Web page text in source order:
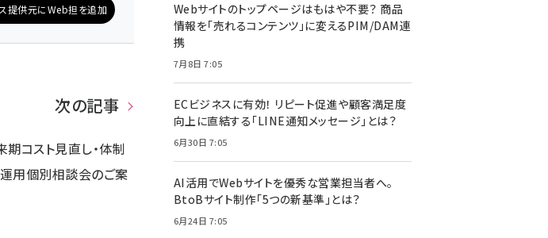
提供元にWeb担を追加
次の記事
期コスト見直し・体制
用個別相談会のご案
Webサイトのトップページはもはや不要？ 商品
情報を「売れるコンテンツ」に変えるPIM/DAM連
携
7月8日 7:05
ECビジネスに有効！ リピート促進や顧客満足度
向上に直結する「LINE通知メッセージ」とは？
6月30日 7:05
AI活用でWebサイトを優秀な営業担当者へ。
BtoBサイト制作「5つの新基準」とは？
6月24日 7:05